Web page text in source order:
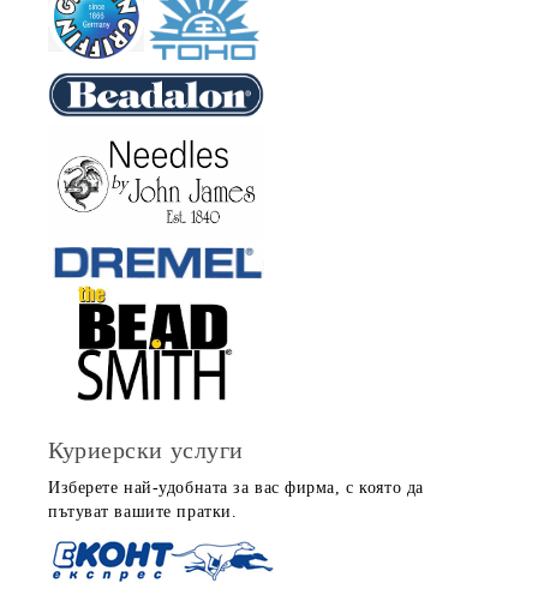
Куриерски услуги
Изберете най-удобната за вас фирма, с която да
пътуват вашите пратки.